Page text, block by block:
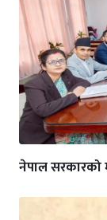
नेपाल सरकारको